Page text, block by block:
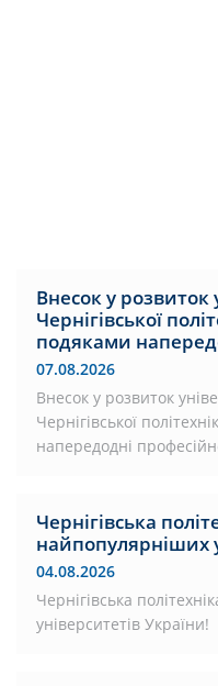
Внесок у розвиток
Чернігівської
подяками
07.08.2026
Внесок у розвиток
Чернігівської
напередодні
Чернігівська
найпопулярніших
04.08.2026
Чернігівська
університетів України!